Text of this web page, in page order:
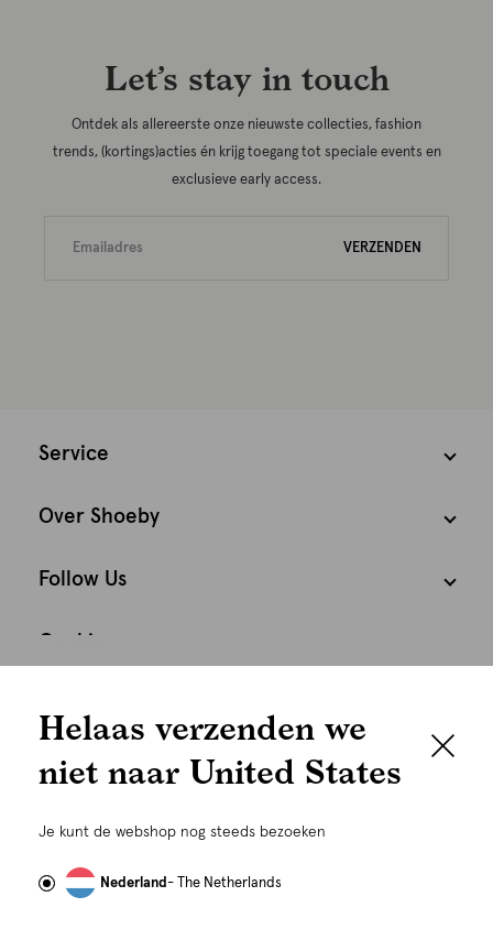
graag persoonlijk
gebruiken wij cookies en daarmee vergelijkbare
om advertenties te personaliseren...
Let’s stay in touch
Ontdek als allereerste onze nieuwste collecties, fashion
trends, (kortings)acties én krijg toegang tot speciale events en
exclusieve early access.
VERZENDEN
Service
Over Shoeby
Follow Us
Helaas verzenden we
niet naar United States
Je kunt de webshop nog steeds bezoeken
Nederland- The Netherlands